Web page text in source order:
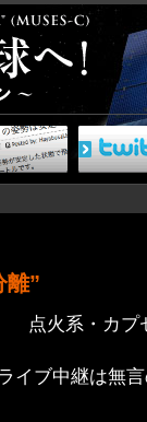
離”
点火系・カ
イブ中継は無